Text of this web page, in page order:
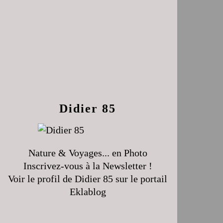
Didier 85
Nature & Voyages... en Photo
Inscrivez-vous à la Newsletter !
Voir le profil de Didier 85 sur le portail
Eklablog